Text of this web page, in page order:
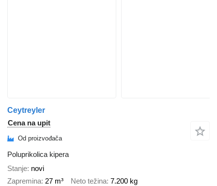
Ceytreyler
Cena na upit
Od proizvođača
Poluprikolica kipera
Stanje novi
Zapremina 27 m³ Neto težina 7.200 kg